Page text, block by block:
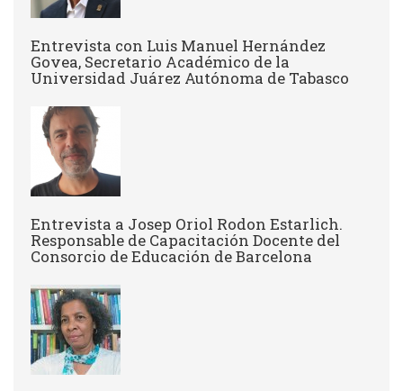
Entrevista con Luis Manuel Hernández
Govea, Secretario Académico de la
Universidad Juárez Autónoma de Tabasco
Entrevista a Josep Oriol Rodon Estarlich.
Responsable de Capacitación Docente del
Consorcio de Educación de Barcelona